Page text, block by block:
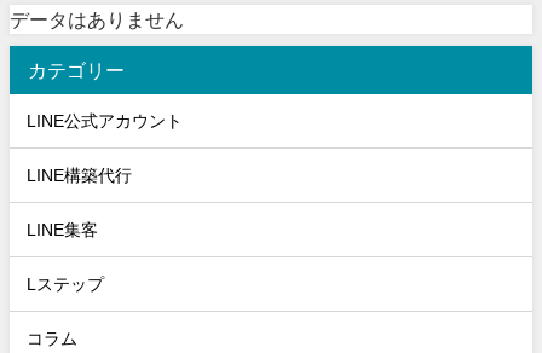
データはありません
カテゴリー
LINE公式アカウント
LINE構築代行
LINE集客
Lステップ
コラム